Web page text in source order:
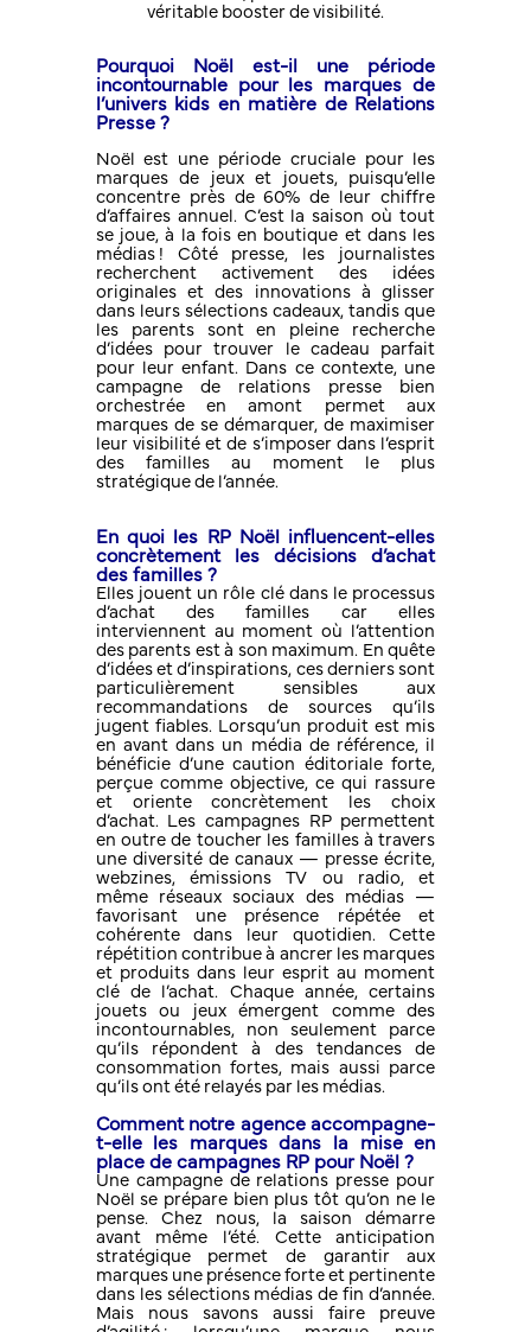
véritable booster de visibilité.
Pourquoi Noël est-il une période
incontournable pour les marques de
l’univers kids en matière de Relations
Presse ?
Noël est une période cruciale pour les
marques de jeux et jouets, puisqu’elle
concentre près de 60% de leur chiffre
d’affaires annuel. C’est la saison où tout
se joue, à la fois en boutique et dans les
médias ! Côté presse, les journalistes
recherchent activement des idées
originales et des innovations à glisser
dans leurs sélections cadeaux, tandis que
les parents sont en pleine recherche
d’idées pour trouver le cadeau parfait
pour leur enfant. Dans ce contexte, une
campagne de relations presse bien
orchestrée en amont permet aux
marques de se démarquer, de maximiser
leur visibilité et de s’imposer dans l’esprit
des familles au moment le plus
stratégique de l’année.
En quoi les RP Noël influencent-elles
concrètement les décisions d’achat
des familles ?
Elles jouent un rôle clé dans le processus
d’achat des familles car elles
interviennent au moment où l’attention
des parents est à son maximum. En quête
d’idées et d’inspirations, ces derniers sont
particulièrement sensibles aux
recommandations de sources qu’ils
jugent fiables. Lorsqu’un produit est mis
en avant dans un média de référence, il
bénéficie d’une caution éditoriale forte,
perçue comme objective, ce qui rassure
et oriente concrètement les choix
d’achat. Les campagnes RP permettent
en outre de toucher les familles à travers
une diversité de canaux — presse écrite,
webzines, émissions TV ou radio, et
même réseaux sociaux des médias —
favorisant une présence répétée et
cohérente dans leur quotidien. Cette
répétition contribue à ancrer les marques
et produits dans leur esprit au moment
clé de l’achat. Chaque année, certains
jouets ou jeux émergent comme des
incontournables, non seulement parce
qu’ils répondent à des tendances de
consommation fortes, mais aussi parce
qu’ils ont été relayés par les médias.
Comment notre agence accompagne-
t-elle les marques dans la mise en
place de campagnes RP pour Noël ?
Une campagne de relations presse pour
Noël se prépare bien plus tôt qu’on ne le
pense. Chez nous, la saison démarre
avant même l’été. Cette anticipation
stratégique permet de garantir aux
marques une présence forte et pertinente
dans les sélections médias de fin d’année.
Mais nous savons aussi faire preuve